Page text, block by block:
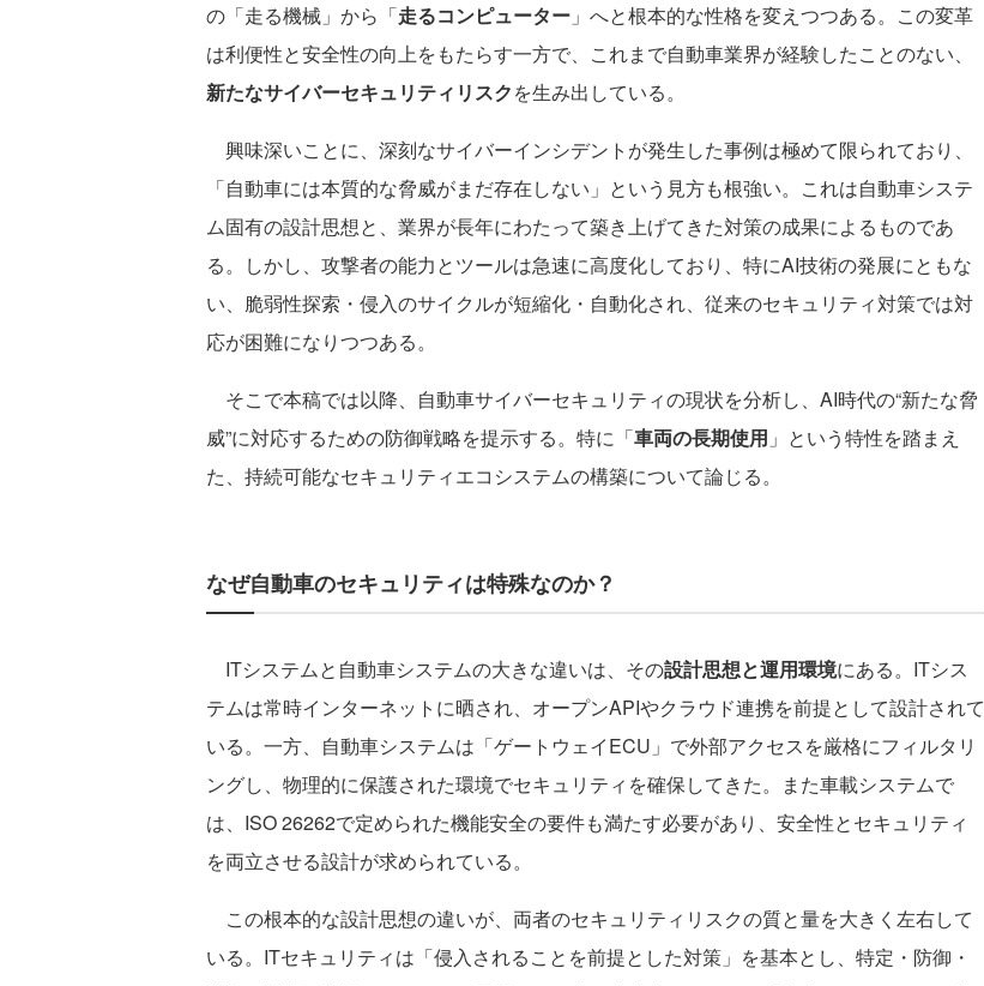
の「走る機械」から「走るコンピューター 」へと根本的な性格を変えつつある。この変革
は利便性と安全性の向上をもたらす一方で、これまで自動車業界が経験したことのない、
新たなサイバーセキュリティリスクを生み出している。
興味深いことに、深刻なサイバーインシデントが発生した事例は極めて限られており、
「自動車には本質的な脅威がまだ存在しない」という見方も根強い。これは自動車システ
ム固有の設計思想と、業界が長年にわたって築き上げてきた対策の成果によるものであ
る。しかし、攻撃者の能力とツールは急速に高度化しており、特にAI技術の発展にともな
い、脆弱性探索・侵入のサイクルが短縮化・自動化され、従来のセキュリティ対策では対
応が困難になりつつある。
そこで本稿では以降、自動車サイバーセキュリティの現状を分析し、AI時代の“新たな脅
威”に対応するための防御戦略を提示する。特に「車両の長期使用 」という特性を踏まえ
た、持続可能なセキュリティエコシステムの構築について論じる。
なぜ自動車のセキュリティは特殊なのか？
ITシステムと自動車システムの大きな違いは、その設計思想と運用環境にある。ITシス
テムは常時インターネットに晒され、オープンAPIやクラウド連携を前提として設計されて
いる。一方、自動車システムは「ゲートウェイECU」で外部アクセスを厳格にフィルタリ
ングし、物理的に保護された環境でセキュリティを確保してきた。また車載システムで
は、ISO 26262で定められた機能安全の要件も満たす必要があり、安全性とセキュリティ
を両立させる設計が求められている。
この根本的な設計思想の違いが、両者のセキュリティリスクの質と量を大きく左右して
いる。ITセキュリティは「侵入されることを前提とした対策」を基本とし、特定・防御・